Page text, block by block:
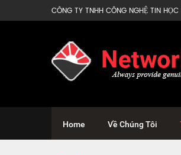
CÔNG TY TNHH CÔNG NGHỆ TIN
Home Về Chúng Tôi